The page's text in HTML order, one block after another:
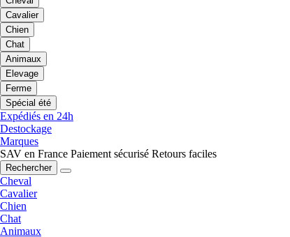
Cavalier
Chien
Chat
Animaux
Elevage
Ferme
Spécial été
Expédiés en 24h
Destockage
Marques
SAV en France Paiement sécurisé Retours faciles
Rechercher
Cheval
Cavalier
Chien
Chat
Animaux